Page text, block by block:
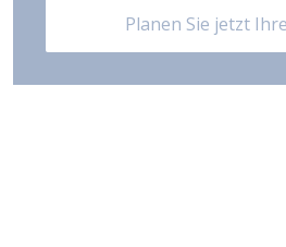
Planen Sie jetzt